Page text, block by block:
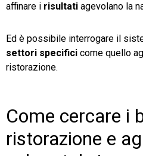
affinare i risultati agevolano la
Ed è possibile interrogare il
settori specifici come quello
ristorazione.
Come cercare i
ristorazione e